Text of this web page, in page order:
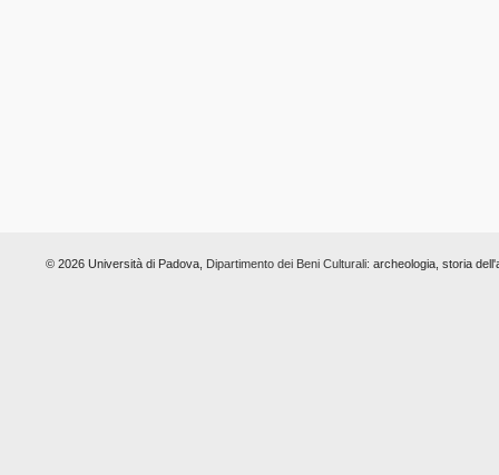
© 2026 Università di Padova, Dipartimento dei Beni Culturali: archeologia, storia